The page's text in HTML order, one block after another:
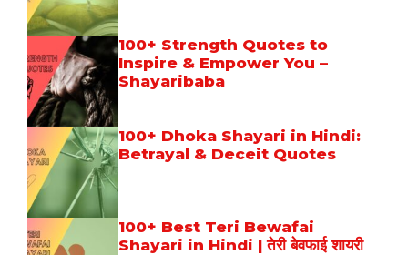
100+ Strength Quotes to
Inspire & Empower You –
Shayaribaba
100+ Dhoka Shayari in Hindi:
Betrayal & Deceit Quotes
100+ Best Teri Bewafai
Shayari in Hindi | तेरी बेवफाई शायरी